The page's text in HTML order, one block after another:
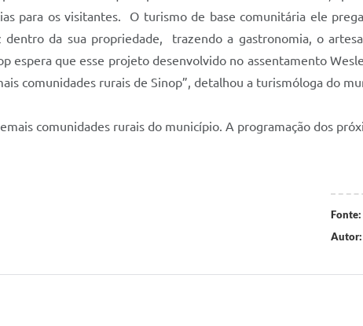
para os visitantes. O turismo de base comunitária ele
da sua propriedade, trazendo a gastronomia, o
que esse projeto desenvolvido no assentamento
comunidades rurais de Sinop”, detalhou a turismóloga do
comunidades rurais do município. A programação dos
Fonte:
Autor: